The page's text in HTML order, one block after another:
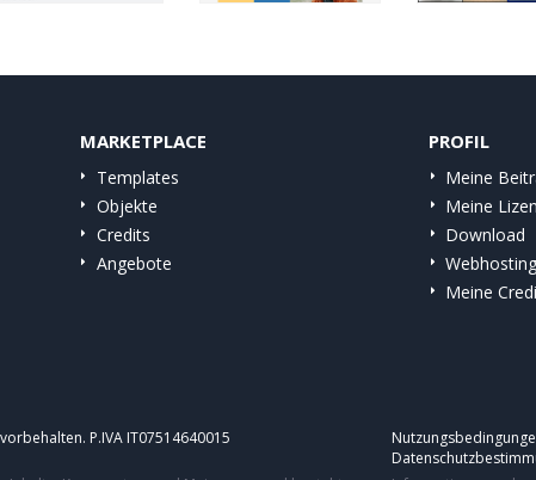
MARKETPLACE
Templates
Objekte
Credits
Angebote
PROFIL
Meine
Meine
Download
Webhosting
Meine
P.IVA IT07514640015